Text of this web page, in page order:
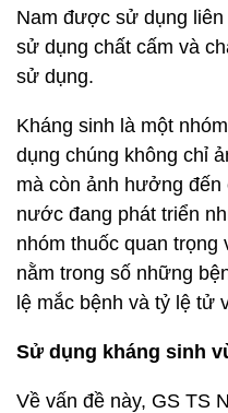
Nam được sử dụng
sử dụng chất cấm và
sử dụng.
Kháng sinh là một
dụng chúng không chỉ
mà còn ảnh hưởng
nước đang phát triển
nhóm thuốc quan trọng
nằm trong số những
lệ mắc bệnh và tỷ lệ tử
Sử dụng kháng sinh
Về vấn đề này, GS TS